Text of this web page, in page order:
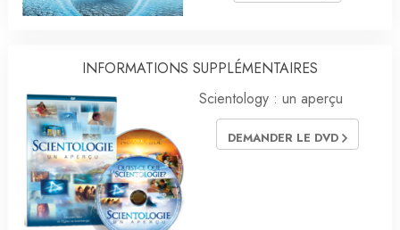
INFORMATIONS SUPPLÉMENTAIRES
Scientology : un aperçu
DEMANDER LE DVD